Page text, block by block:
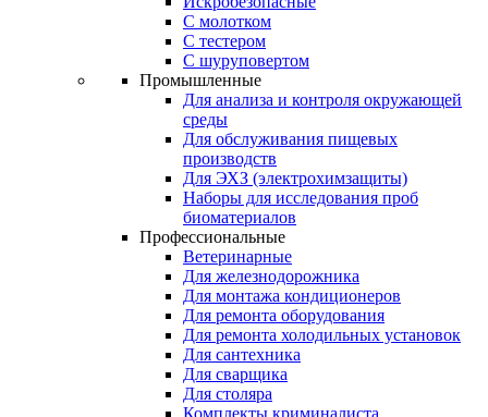
С молотком
С тестером
С шуруповертом
Промышленные
Для анализа и контроля окружающей
среды
Для обслуживания пищевых
производств
Для ЭХЗ (электрохимзащиты)
Наборы для исследования проб
биоматериалов
Профессиональные
Ветеринарные
Для железнодорожника
Для монтажа кондиционеров
Для ремонта оборудования
Для ремонта холодильных установок
Для сантехника
Для сварщика
Для столяра
Комплекты криминалиста